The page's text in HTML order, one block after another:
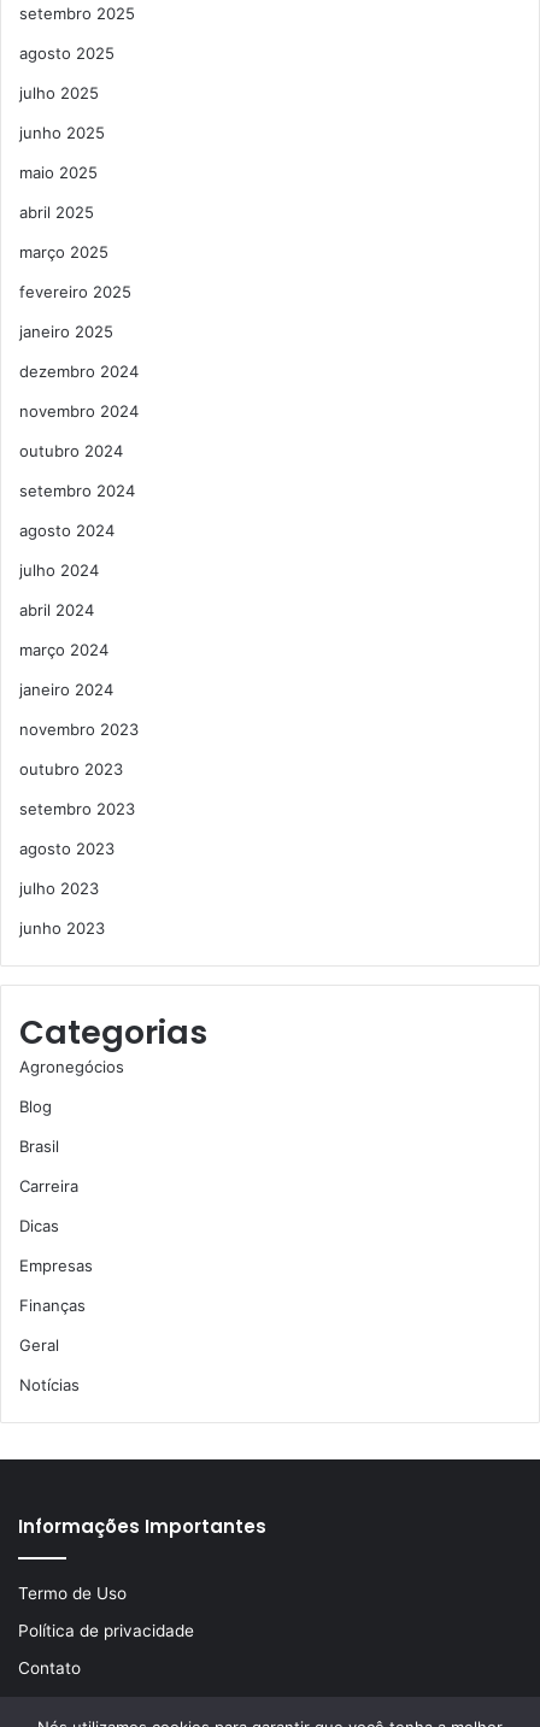
setembro 2025
agosto 2025
julho 2025
junho 2025
maio 2025
abril 2025
março 2025
fevereiro 2025
janeiro 2025
dezembro 2024
novembro 2024
outubro 2024
setembro 2024
agosto 2024
julho 2024
abril 2024
março 2024
janeiro 2024
novembro 2023
outubro 2023
setembro 2023
agosto 2023
julho 2023
junho 2023
Categorias
Agronegócios
Blog
Brasil
Carreira
Dicas
Empresas
Finanças
Geral
Notícias
Informações Importantes
Termo de Uso
Política de privacidade
Contato